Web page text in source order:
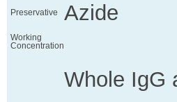
Preservative Azide
Working
Concentration
Whole IgG